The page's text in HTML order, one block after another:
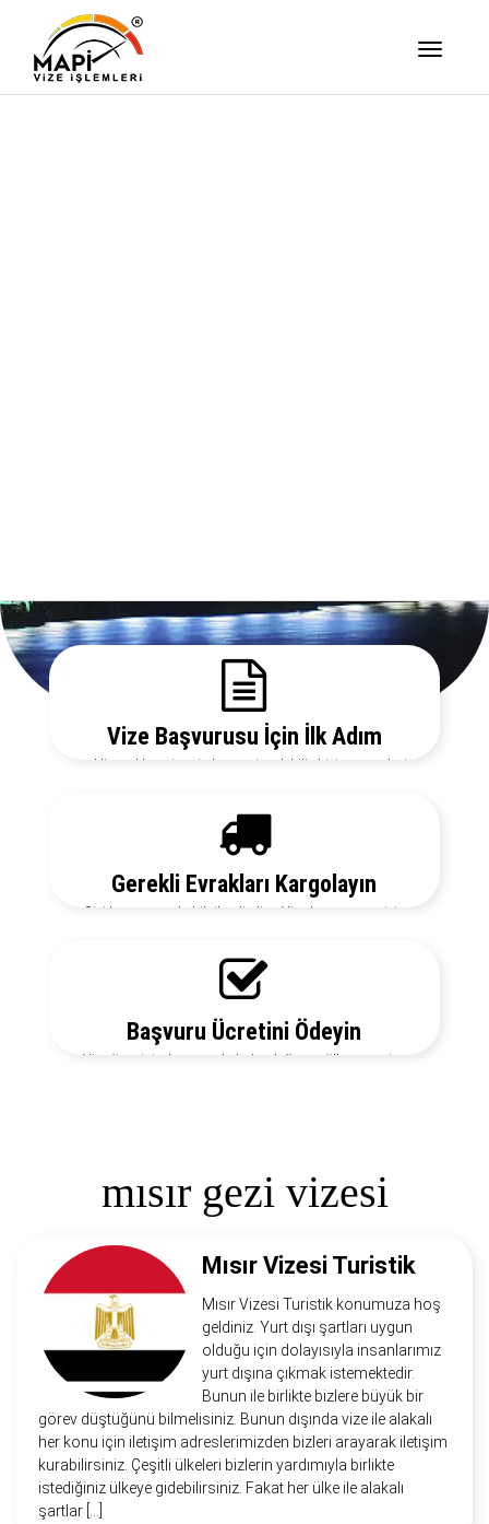
Vize Başvurusu İçin İlk Adım
Gerekli evrakları sitemizden temin edebilir, bizi arayarak vize
Gerekli Evrakları Kargolayın
Sizi her aşamada bilgilendirelim. Vize başvurunuz için
Başvuru Ücretini Ödeyin
Vize ücretiniz, başvuruda bulunduğunuz ülkeye ve vize
mısır gezi vizesi
Mısır Vizesi Turistik
Mısır Vizesi Turistik konumuza hoş
geldiniz. Yurt dışı şartları uygun
olduğu için dolayısıyla insanlarımız
yurt dışına çıkmak istemektedir.
Bunun ile birlikte bizlere büyük bir
görev düştüğünü bilmelisiniz. Bunun dışında vize ile alakalı
her konu için iletişim adreslerimizden bizleri arayarak iletişim
kurabilirsiniz. Çeşitli ülkeleri bizlerin yardımıyla birlikte
istediğiniz ülkeye gidebilirsiniz. Fakat her ülke ile alakalı
şartlar […]